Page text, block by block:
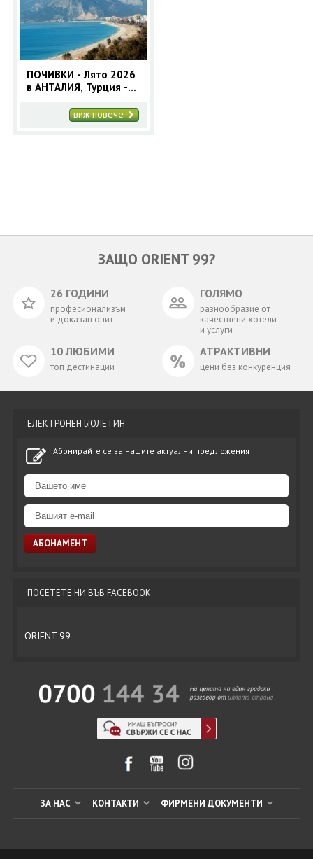
ЗА НАС
ФИРМЕНИ ДОКУМЕНТИ
0700 144 34
ПОЧИВКИ - Лято 2026
в АНТАЛИЯ, Турция -
програмавиж повече
ЗАЩО ORIENT 99?
26 ГОДИНИ
професионализъм
и доказан опит
ГОЛЯМО
разнообразие от
качествени хотели
и услуги
10 ЛЮБИМИ
топ дестинации
АТРАКТИВНИ
цени без конкуренция
ЕЛЕКТРОНЕН БЮЛЕТИН
Абонирайте се за нашите актуални предложения
ПОСЕТЕТЕ НИ ВЪВ FACEBOOK
ORIENT 99
ЗА НАС КОНТАКТИ ФИРМЕНИ ДОКУМЕНТИ